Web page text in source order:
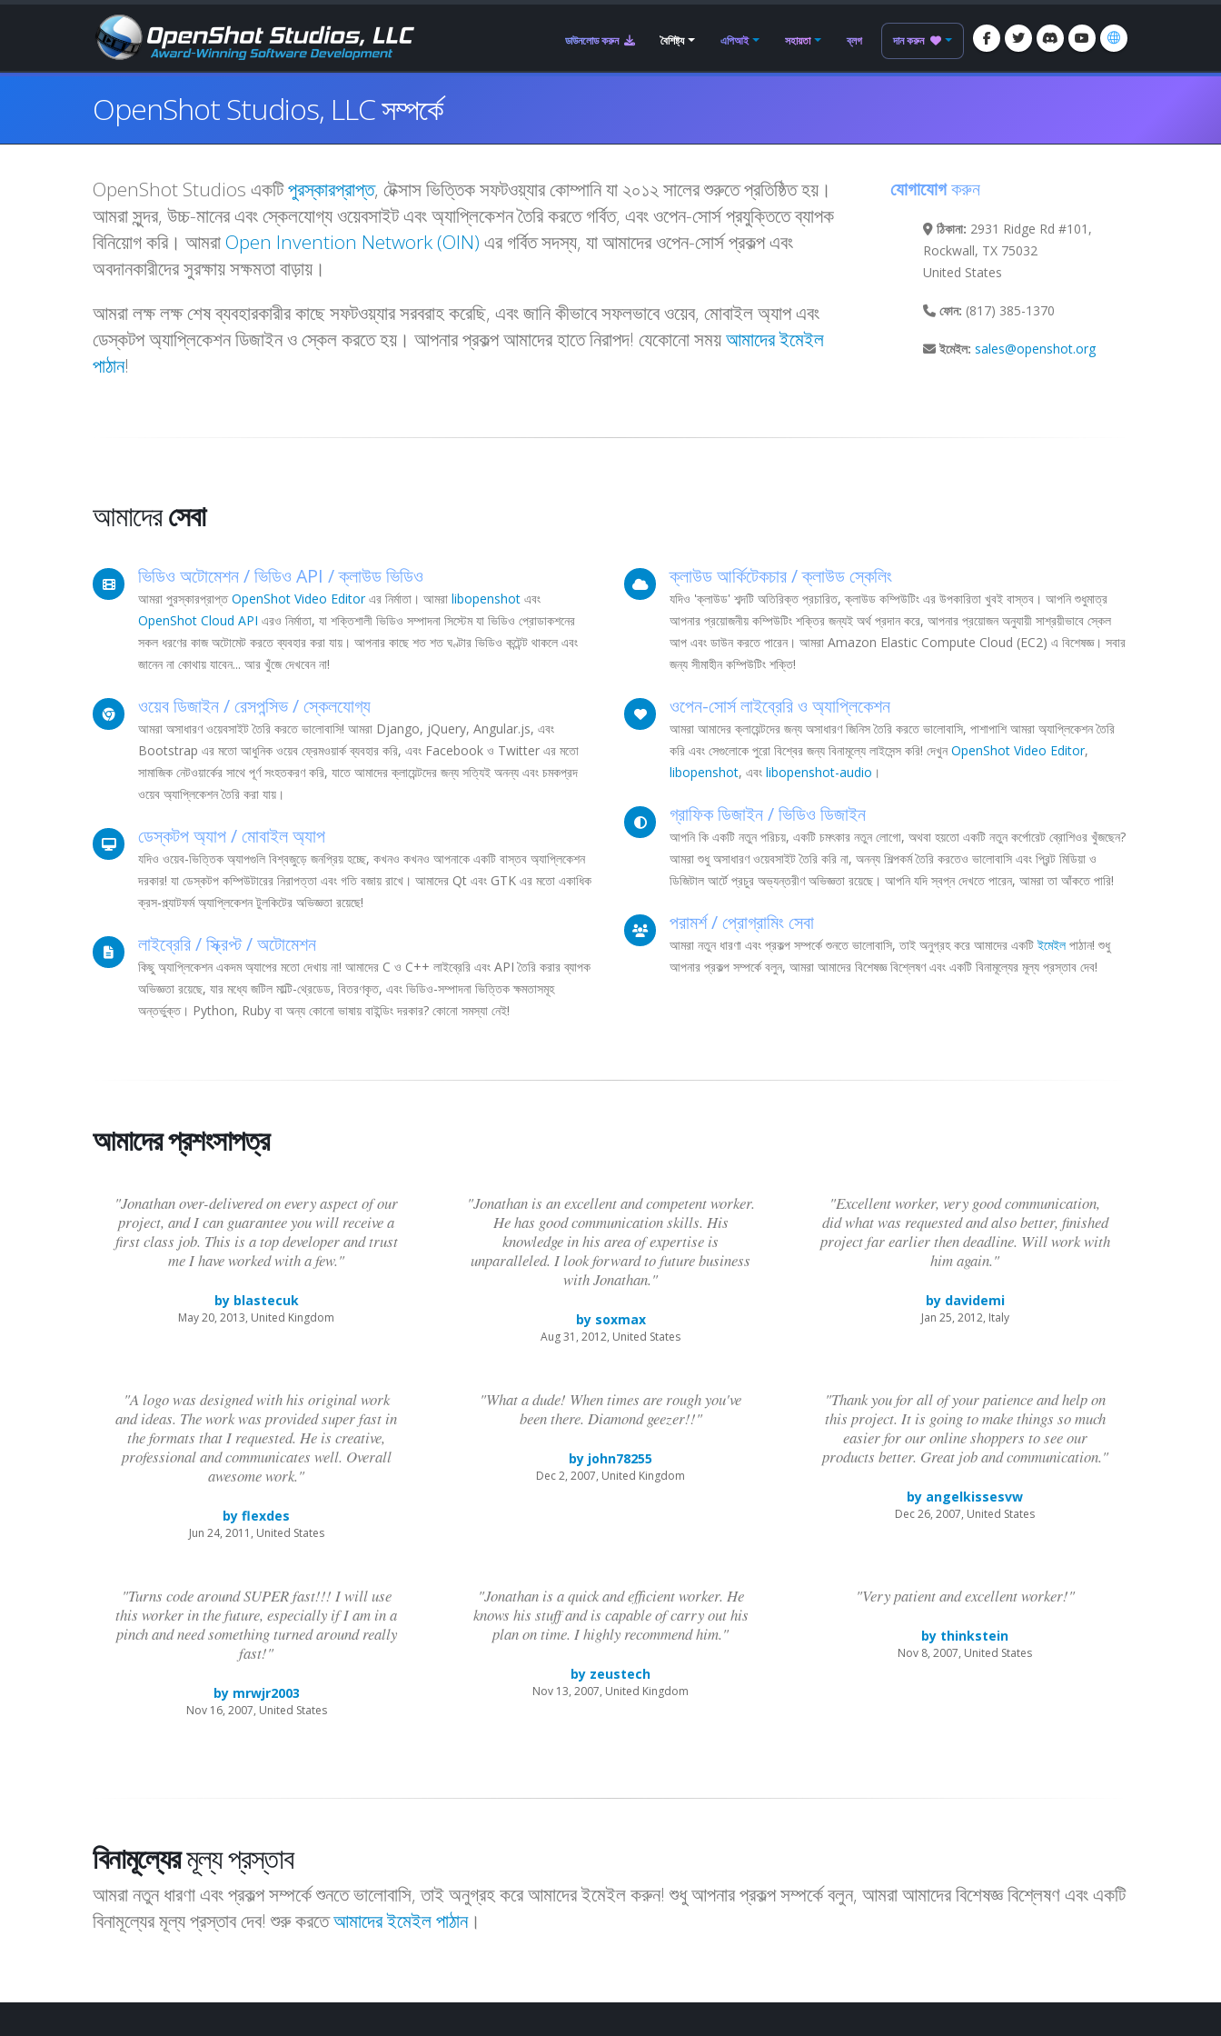
ডাউনলোড করুন বৈশিষ্ট্য এপিআই সহায়তা ব্লগ দান করুন
OpenShot Studios, LLC সম্পর্কে
OpenShot Studios একটিপুরস্কারপ্রাপ্ত, টেক্সাস ভিত্তিক সফটওয়্যার কোম্পানি যা ২০১২ সালের শুরুতে প্রতিষ্ঠিত হয়।
আমরা সুন্দর, উচ্চ-মানের এবং স্কেলযোগ্য ওয়েবসাইট এবং অ্যাপ্লিকেশন তৈরি করতে গর্বিত, এবং ওপেন-সোর্স প্রযুক্তিতে ব্যাপক
বিনিয়োগ করি। আমরাOpen Invention Network (OIN) এর গর্বিত সদস্য, যা আমাদের ওপেন-সোর্স প্রকল্প এবং
অবদানকারীদের সুরক্ষায় সক্ষমতা বাড়ায়।
আমরা লক্ষ লক্ষ শেষ ব্যবহারকারীর কাছে সফটওয়্যার সরবরাহ করেছি, এবং জানি কীভাবে সফলভাবে ওয়েব, মোবাইল অ্যাপ এবং
ডেস্কটপ অ্যাপ্লিকেশন ডিজাইন ও স্কেল করতে হয়। আপনার প্রকল্প আমাদের হাতে নিরাপদ! যেকোনো সময়আমাদের ইমেইল
পাঠান!
যোগাযোগকরুন
ঠিকানা: 2931 Ridge Rd #101,
Rockwall, TX 75032
United States
ফোন: (817) 385-1370
ইমেইল: sales@openshot.org
আমাদেরসেবা
ভিডিও অটোমেশন / ভিডিও API / ক্লাউড ভিডিও
আমরা পুরস্কারপ্রাপ্তOpenShot Video Editorএর নির্মাতা। আমরা libopenshot এবং
OpenShot Cloud API এরও নির্মাতা, যা শক্তিশালী ভিডিও সম্পাদনা সিস্টেম যা ভিডিও প্রোডাকশনের
সকল ধরণের কাজ অটোমেট করতে ব্যবহার করা যায়। আপনার কাছে শত শত ঘণ্টার ভিডিও কন্টেন্ট থাকলে এবং
জানেন না কোথায় যাবেন... আর খুঁজে দেখবেন না!
ওয়েব ডিজাইন / রেসপন্সিভ / স্কেলযোগ্য
আমরা অসাধারণ ওয়েবসাইট তৈরি করতে ভালোবাসি! আমরা Django, jQuery, Angular.js, এবং
Bootstrap এর মতো আধুনিক ওয়েব ফ্রেমওয়ার্ক ব্যবহার করি, এবং Facebook ও Twitter এর মতো
সামাজিক নেটওয়ার্কের সাথে পূর্ণ সংহতকরণ করি, যাতে আমাদের ক্লায়েন্টদের জন্য সত্যিই অনন্য এবং চমকপ্রদ
ওয়েব অ্যাপ্লিকেশন তৈরি করা যায়।
ডেস্কটপ অ্যাপ / মোবাইল অ্যাপ
যদিও ওয়েব-ভিত্তিক অ্যাপগুলি বিশ্বজুড়ে জনপ্রিয় হচ্ছে, কখনও কখনও আপনাকে একটি বাস্তব অ্যাপ্লিকেশন
দরকার! যা ডেস্কটপ কম্পিউটারের নিরাপত্তা এবং গতি বজায় রাখে। আমাদের Qt এবং GTK এর মতো একাধিক
ক্রস-প্ল্যাটফর্ম অ্যাপ্লিকেশন টুলকিটের অভিজ্ঞতা রয়েছে!
লাইব্রেরি / স্ক্রিপ্ট / অটোমেশন
কিছু অ্যাপ্লিকেশন একদম অ্যাপের মতো দেখায় না! আমাদের C ও C++ লাইব্রেরি এবং API তৈরি করার ব্যাপক
অভিজ্ঞতা রয়েছে, যার মধ্যে জটিল মাল্টি-থ্রেডেড, বিতরণকৃত, এবং ভিডিও-সম্পাদনা ভিত্তিক ক্ষমতাসমূহ
অন্তর্ভুক্ত। Python, Ruby বা অন্য কোনো ভাষায় বাইন্ডিং দরকার? কোনো সমস্যা নেই!
ক্লাউড আর্কিটেকচার / ক্লাউড স্কেলিং
যদিও 'ক্লাউড' শব্দটি অতিরিক্ত প্রচারিত, ক্লাউড কম্পিউটিং এর উপকারিতা খুবই বাস্তব। আপনি শুধুমাত্র
আপনার প্রয়োজনীয় কম্পিউটিং শক্তির জন্যই অর্থ প্রদান করে, আপনার প্রয়োজন অনুযায়ী সাশ্রয়ীভাবে স্কেল
আপ এবং ডাউন করতে পারেন। আমরা Amazon Elastic Compute Cloud (EC2) এ বিশেষজ্ঞ। সবার
জন্য সীমাহীন কম্পিউটিং শক্তি!
ওপেন-সোর্স লাইব্রেরি ও অ্যাপ্লিকেশন
আমরা আমাদের ক্লায়েন্টদের জন্য অসাধারণ জিনিস তৈরি করতে ভালোবাসি, পাশাপাশি আমরা অ্যাপ্লিকেশন তৈরি
করি এবং সেগুলোকে পুরো বিশ্বের জন্য বিনামূল্যে লাইসেন্স করি! দেখুন OpenShot Video Editor,
libopenshot, এবং libopenshot-audio ।
গ্রাফিক ডিজাইন / ভিডিও ডিজাইন
আপনি কি একটি নতুন পরিচয়, একটি চমৎকার নতুন লোগো, অথবা হয়তো একটি নতুন কর্পোরেট ব্রোশিওর খুঁজছেন?
আমরা শুধু অসাধারণ ওয়েবসাইট তৈরি করি না, অনন্য শিল্পকর্ম তৈরি করতেও ভালোবাসি এবং প্রিন্ট মিডিয়া ও
ডিজিটাল আর্টে প্রচুর অভ্যন্তরীণ অভিজ্ঞতা রয়েছে। আপনি যদি স্বপ্ন দেখতে পারেন, আমরা তা আঁকতে পারি!
পরামর্শ / প্রোগ্রামিং সেবা
আমরা নতুন ধারণা এবং প্রকল্প সম্পর্কে শুনতে ভালোবাসি, তাই অনুগ্রহ করে আমাদের একটিইমেইল পাঠান! শুধু
আপনার প্রকল্প সম্পর্কে বলুন, আমরা আমাদের বিশেষজ্ঞ বিশ্লেষণ এবং একটি বিনামূল্যের মূল্য প্রস্তাব দেব!
আমাদের প্রশংসাপত্র
"Jonathan over-delivered on every aspect of our
project, and I can guarantee you will receive a
first class job. This is a top developer and trust
me I have worked with a few."
by blastecuk
May 20, 2013, United Kingdom
"Jonathan is an excellent and competent worker.
He has good communication skills. His
knowledge in his area of expertise is
unparalleled. I look forward to future business
with Jonathan."
by soxmax
Aug 31, 2012, United States
"Excellent worker, very good communication,
did what was requested and also better, finished
project far earlier then deadline. Will work with
him again."
by davidemi
Jan 25, 2012, Italy
"A logo was designed with his original work
and ideas. The work was provided super fast in
the formats that I requested. He is creative,
professional and communicates well. Overall
awesome work."
by flexdes
Jun 24, 2011, United States
"What a dude! When times are rough you've
been there. Diamond geezer!!"
by john78255
Dec 2, 2007, United Kingdom
"Thank you for all of your patience and help on
this project. It is going to make things so much
easier for our online shoppers to see our
products better. Great job and communication."
by angelkissesvw
Dec 26, 2007, United States
"Turns code around SUPER fast!!! I will use
this worker in the future, especially if I am in a
pinch and need something turned around really
fast!"
by mrwjr2003
Nov 16, 2007, United States
"Jonathan is a quick and efficient worker. He
knows his stuff and is capable of carry out his
plan on time. I highly recommend him."
by zeustech
Nov 13, 2007, United Kingdom
"Very patient and excellent worker!"
by thinkstein
Nov 8, 2007, United States
বিনামূল্যেরমূল্য প্রস্তাব
আমরা নতুন ধারণা এবং প্রকল্প সম্পর্কে শুনতে ভালোবাসি, তাই অনুগ্রহ করে আমাদের ইমেইল করুন! শুধু আপনার প্রকল্প সম্পর্কে বলুন, আমরা আমাদের বিশেষজ্ঞ বিশ্লেষণ এবং একটি
বিনামূল্যের মূল্য প্রস্তাব দেব! শুরু করতেআমাদের ইমেইল পাঠান।